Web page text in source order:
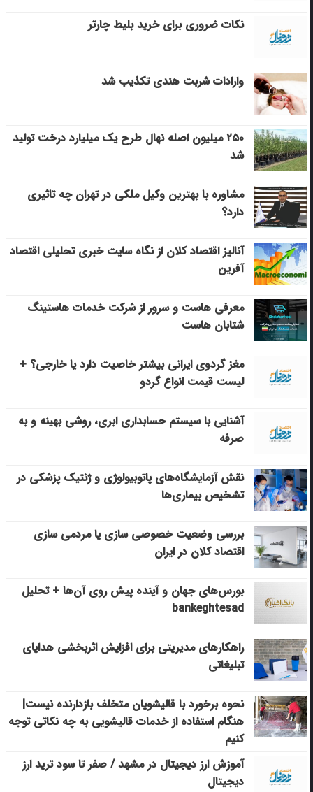
نکات ضروری برای خرید بلیط چارتر
وارادات شربت هندی تکذیب شد
۲۵۰ میلیون اصله نهال طرح یک میلیارد درخت تولید
شد
مشاوره با بهترین وکیل ملکی در تهران چه تاثیری
دارد؟
آنالیز اقتصاد کلان از نگاه سایت خبری تحلیلی اقتصاد
آفرین
معرفی هاست و سرور از شرکت خدمات هاستینگ
شتابان هاست
مغز گردوی ایرانی بیشتر خاصیت دارد یا خارجی؟ +
لیست قیمت انواع گردو
آشنایی با سیستم حسابداری ابری، روشی بهینه و به
صرفه
نقش آزمایشگاه‌های پاتوبیولوژی و ژنتیک پزشکی در
تشخیص بیماری‌ها
بررسی وضعیت خصوصی سازی یا مردمی سازی
اقتصاد کلان در ایران
بورس‌های جهان و آینده پیش روی آن‌ها + تحلیل
bankeghtesad
راهکارهای مدیریتی برای افزایش اثربخشی هدایای
تبلیغاتی
نحوه برخورد با قالیشویان متخلف بازدارنده نیست|
هنگام استفاده از خدمات قالیشویی به چه نکاتی توجه
کنیم
آموزش ارز دیجیتال در مشهد / صفر تا سود ترید ارز
دیجیتال